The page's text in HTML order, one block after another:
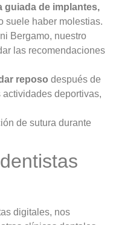
guiada de implantes,
suele haber molestias.
Bergamo, nuestro
las recomendaciones
reposo después de
deportivas,
de sutura durante
digitales, nos